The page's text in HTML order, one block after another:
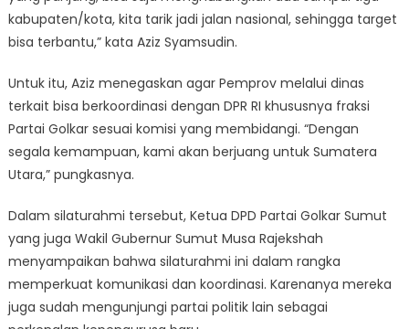
kabupaten/kota, kita tarik jadi jalan nasional, sehingga target
bisa terbantu,” kata Aziz Syamsudin.
Untuk itu, Aziz menegaskan agar Pemprov melalui dinas
terkait bisa berkoordinasi dengan DPR RI khususnya fraksi
Partai Golkar sesuai komisi yang membidangi. “Dengan
segala kemampuan, kami akan berjuang untuk Sumatera
Utara,” pungkasnya.
Dalam silaturahmi tersebut, Ketua DPD Partai Golkar Sumut
yang juga Wakil Gubernur Sumut Musa Rajekshah
menyampaikan bahwa silaturahmi ini dalam rangka
memperkuat komunikasi dan koordinasi. Karenanya mereka
juga sudah mengunjungi partai politik lain sebagai